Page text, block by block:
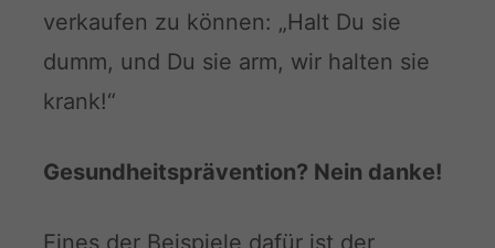
verkaufen zu können: „Halt Du sie
dumm, und Du sie arm, wir halten sie
krank!“
Gesundheitsprävention? Nein danke!
Eines der Beispiele dafür ist der